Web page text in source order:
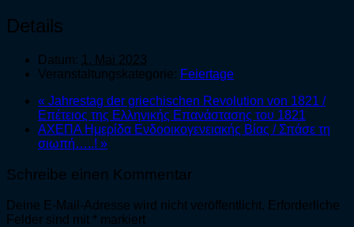
Details
Datum: 1. Mai 2023
Veranstaltungskategorie: Feiertage
« Jahrestag der griechischen Revolution von 1821 /
Επέτειος της Ελληνικής Επανάστασης του 1821
ΑΧΕΠΑ Ημερίδα Ενδοοικογενειακής Βίας / Σπάσε τη
σιωπή…..! »
Schreibe einen Kommentar
Deine E-Mail-Adresse wird nicht veröffentlicht. Erforderliche
Felder sind mit * markiert